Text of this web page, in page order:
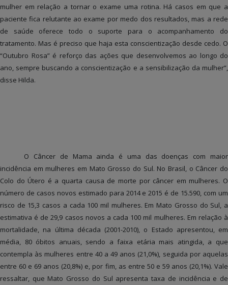
mulher em relação a tornar o exame uma rotina. Há casos em que a
paciente fica relutante ao exame por medo dos resultados, mas a rede
de saúde oferece todo o suporte para o acompanhamento do
tratamento. Mas é preciso que haja esta conscientização desde cedo. O
“Outubro Rosa” é reforço das ações que desenvolvemos ao longo do
ano, sempre buscando a conscientização e a sensibilização da mulher”,
disse Hilda.
O Câncer de Mama ainda é uma das doenças com maior
incidência em mulheres em Mato Grosso do Sul. No Brasil, o Câncer do
Colo do Útero é a quarta causa de morte por câncer em mulheres. O
número de casos novos estimado para 2014 e 2015 é de 15.590, com um
risco de 15,3 casos a cada 100 mil mulheres. Em Mato Grosso do Sul, a
estimativa é de 29,9 casos novos a cada 100 mil mulheres. Em relação à
mortalidade, na última década (2001-2010), o Estado apresentou, em
média, 80 óbitos anuais, sendo a faixa etária mais atingida, a que
contempla às mulheres entre 40 a 49 anos (21,0%), seguida por aquelas
entre 60 e 69 anos (20,8%) e, por fim, as entre 50 e 59 anos (20,1%). Vale
ressaltar, que Mato Grosso do Sul apresenta taxa de incidência e de